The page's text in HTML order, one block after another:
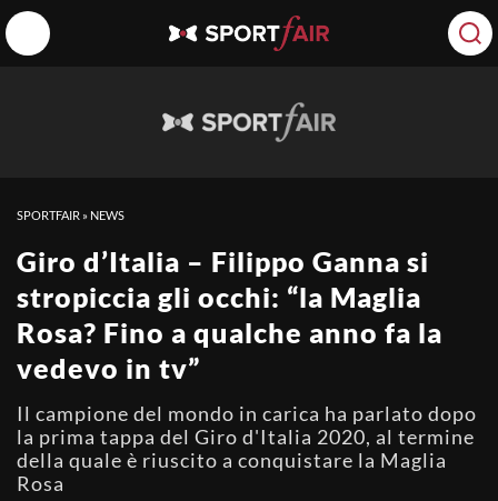
SPORTFAIR » NEWS
Giro d’Italia – Filippo Ganna si
stropiccia gli occhi: “la Maglia
Rosa? Fino a qualche anno fa la
vedevo in tv”
Il campione del mondo in carica ha parlato dopo
la prima tappa del Giro d'Italia 2020, al termine
della quale è riuscito a conquistare la Maglia
Rosa